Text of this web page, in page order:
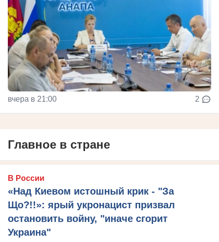
вчера в 21:00 2
Главное в стране
В России
«Над Киевом истошный крик - "За
Що?!!»: ярый укронацист призвал
остановить войну, "иначе сгорит
Украина"